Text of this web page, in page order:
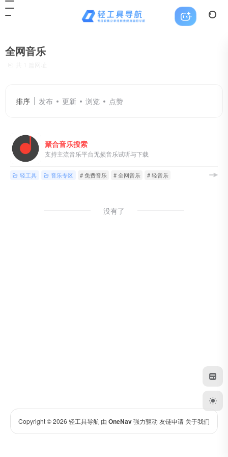
全网音乐
排序 发布 更新 浏览 点赞
聚合音乐搜索
支持主流音乐平台无损音乐试听与下载
轻工具 音乐专区 # 免费音乐 # 全网音乐 # 轻音乐
没有了
Copyright © 2026 轻工具导航 由 OneNav强力驱动 友链申请 关于我们